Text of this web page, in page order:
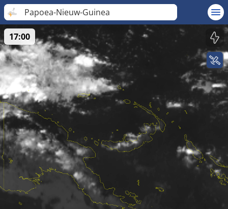
Papoea-Nieuw-Guinea
17:00